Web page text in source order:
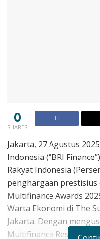
0
SHARES
Jakarta, 27 Agustus
Indonesia (“BRI
Rakyat Indonesia
penghargaan prestisius
Multifinance Awards
Warta Ekonomi di The
Jakarta. Dengan
Multifinance Resilience